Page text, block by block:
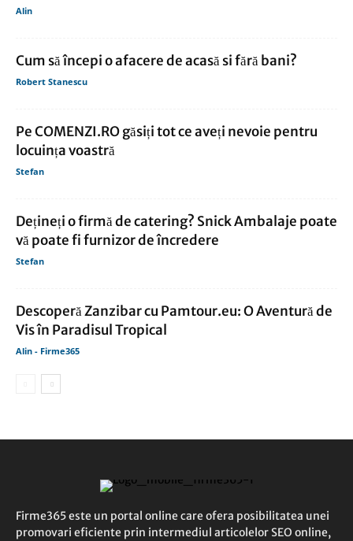
Alin
Cum să începi o afacere de acasă si fără bani?
Robert Stanescu
Pe COMENZI.RO găsiți tot ce aveți nevoie pentru
locuința voastră
Stefan
Dețineți o firmă de catering? Snick Ambalaje poate
vă poate fi furnizor de încredere
Stefan
Descoperă Zanzibar cu Pamtour.eu: O Aventură de
Vis în Paradisul Tropical
Alin - Firme365
Firme365 este un portal online care ofera posibilitatea unei
promovari eficiente prin intermediul articolelor SEO online,